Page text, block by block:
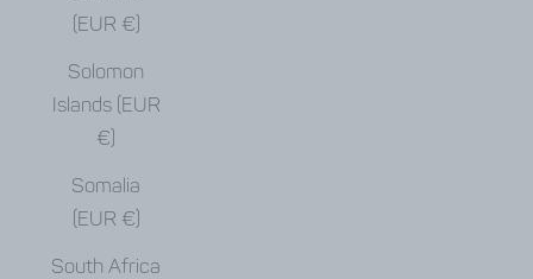
(EUR €)
Solomon
Islands (EUR
€)
Somalia
(EUR €)
South Africa